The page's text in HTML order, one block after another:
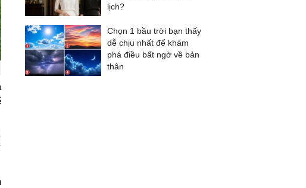
lịch?
Chọn 1 bầu trời bạn thấy
dễ chịu nhất để khám
phá điều bất ngờ về bản
thân